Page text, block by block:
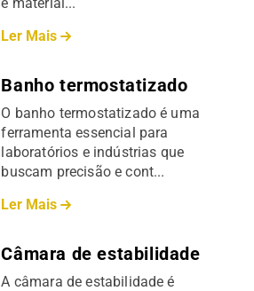
Ler Mais
Banho termostatizado
O banho termostatizado é uma
ferramenta essencial para
laboratórios e indústrias que
buscam precisão e cont...
Ler Mais
Câmara de estabilidade
A câmara de estabilidade é